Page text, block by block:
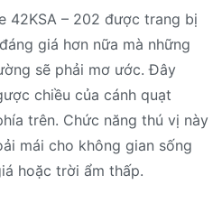
42KSA – 202 được trang bị
giá hơn nữa mà những
sẽ phải mơ ước. Đây
chiều của cánh quạt
trên. Chức năng thú vị này
mái cho không gian sống
hoặc trời ẩm thấp.